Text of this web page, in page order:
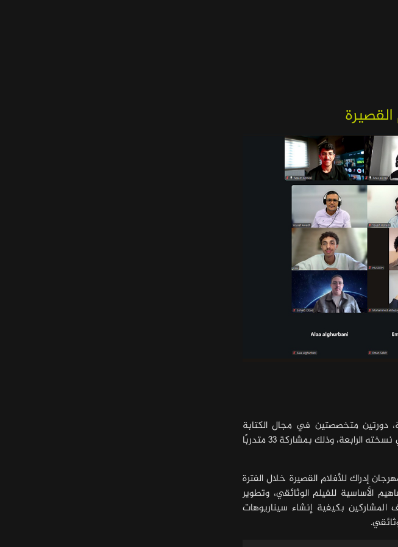
دورتين متخصصتين في مجال الكتابة
والإخراج عبر الاتصال المرئي لصالح مهرجان إدراك للأفلام القصيرة في نسخته الرابعة، وذلك بمشاركة 33 متدربًا
19 من المشاركين في مهرجان إدراك للأفلام القصيرة خلال الفترة
الأساسية للفيلم الوثائقي، وتطوير
المشاركين بكيفية إنشاء سيناريوهات